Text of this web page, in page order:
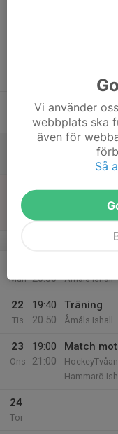
Match
17:50
19:00
Träning
Åmåls Ishall
Sön
16:00
Match
Mån 20:30
Åmåls Ishall
22
Tis
19:40
20:50
Träning
Åmåls Ishall
23
Ons
19:00
21:00
Match
Hammarö
24
Tor
Vi använder
webbplats ska
även för
Så